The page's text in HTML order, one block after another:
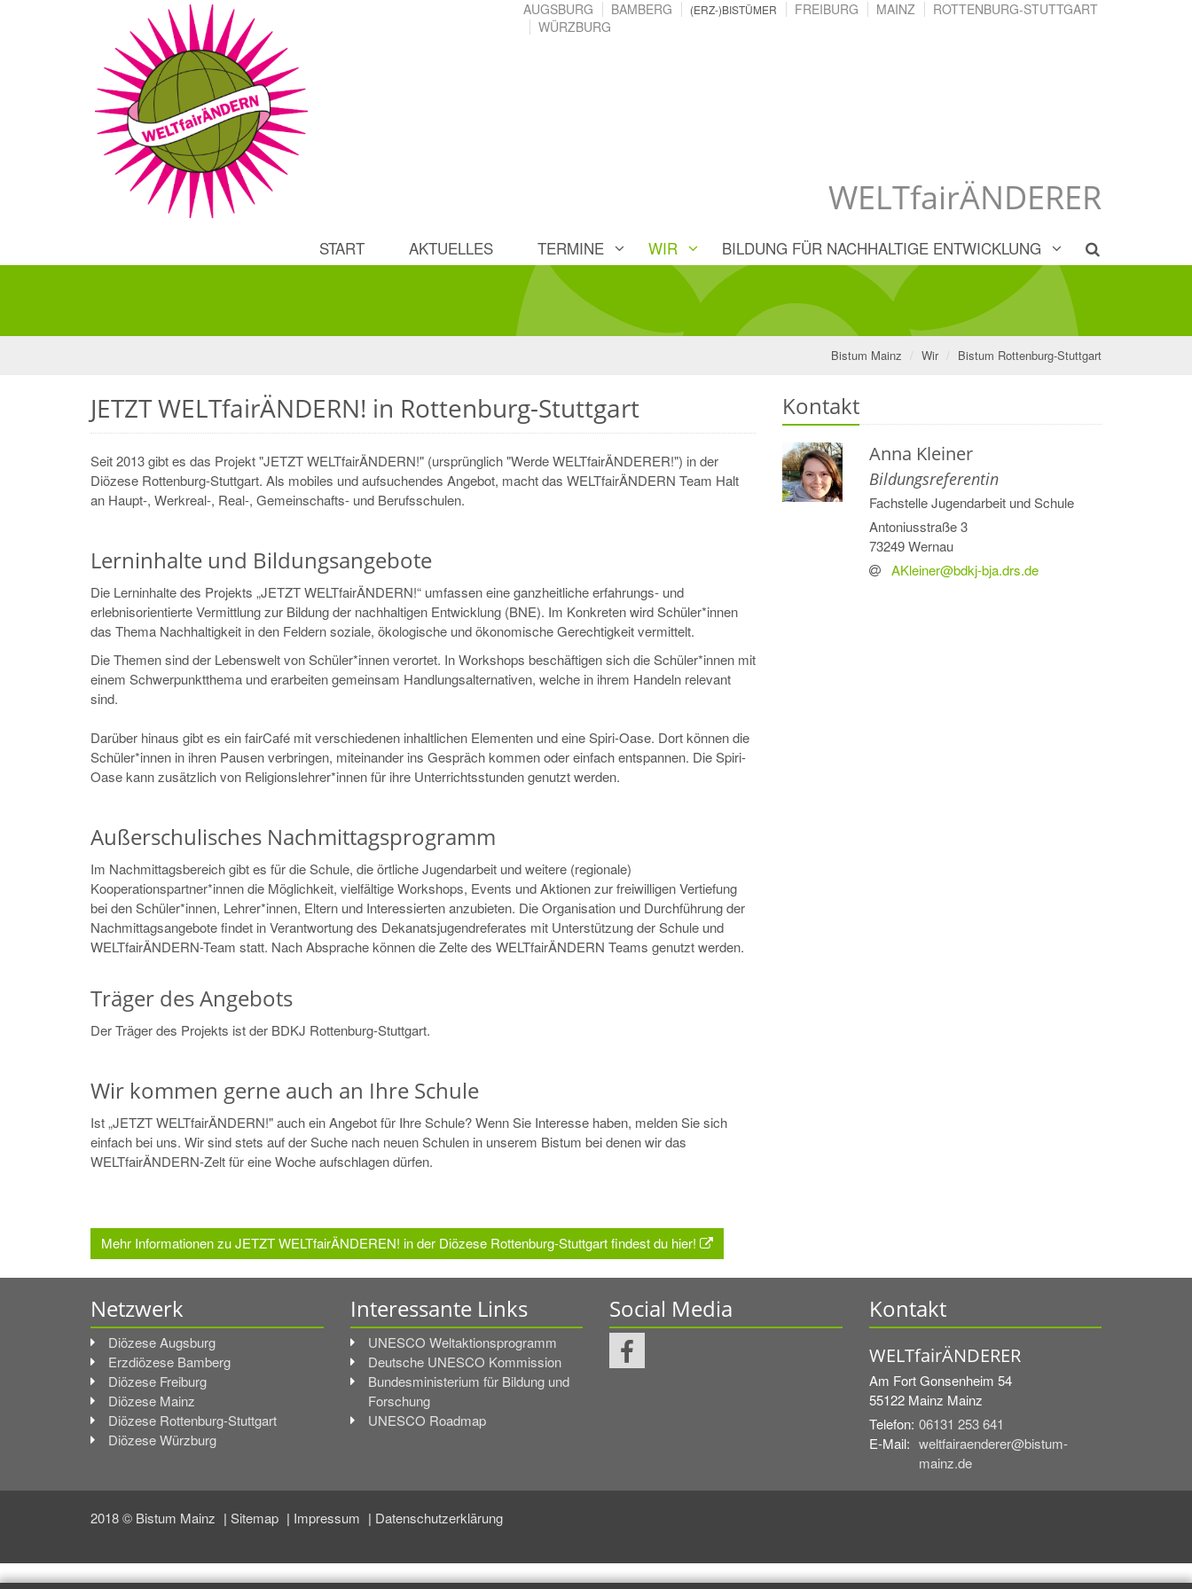
AUGSBURG BAMBERG (ERZ-)BISTÜMER FREIBURG MAINZ
ROTTENBURG-STUTTGART
WÜRZBURG
WELTfairÄNDERER
START AKTUELLES TERMINE WIR BILDUNG FÜR NACHHALTIGE ENTWICKLUNG
Bistum Mainz Wir Bistum Rottenburg-Stuttgart
JETZT WELTfairÄNDERN! in Rottenburg-Stuttgart
Seit 2013 gibt es das Projekt "JETZT WELTfairÄNDERN!" (ursprünglich "Werde WELTfairÄNDERER!") in der
Diözese Rottenburg-Stuttgart. Als mobiles und aufsuchendes Angebot, macht das WELTfairÄNDERN Team Halt
an Haupt-, Werkreal-, Real-, Gemeinschafts- und Berufsschulen.
Lerninhalte und Bildungsangebote
Die Lerninhalte des Projekts „JETZT WELTfairÄNDERN!“ umfassen eine ganzheitliche erfahrungs- und
erlebnisorientierte Vermittlung zur Bildung der nachhaltigen Entwicklung (BNE). Im Konkreten wird Schüler*innen
das Thema Nachhaltigkeit in den Feldern soziale, ökologische und ökonomische Gerechtigkeit vermittelt.
Die Themen sind der Lebenswelt von Schüler*innen verortet. In Workshops beschäftigen sich die Schüler*innen mit
einem Schwerpunktthema und erarbeiten gemeinsam Handlungsalternativen, welche in ihrem Handeln relevant
sind.
Darüber hinaus gibt es ein fairCafé mit verschiedenen inhaltlichen Elementen und eine Spiri-Oase. Dort können die
Schüler*innen in ihren Pausen verbringen, miteinander ins Gespräch kommen oder einfach entspannen. Die Spiri-
Oase kann zusätzlich von Religionslehrer*innen für ihre Unterrichtsstunden genutzt werden.
Außerschulisches Nachmittagsprogramm
Im Nachmittagsbereich gibt es für die Schule, die örtliche Jugendarbeit und weitere (regionale)
Kooperationspartner*innen die Möglichkeit, vielfältige Workshops, Events und Aktionen zur freiwilligen Vertiefung
bei den Schüler*innen, Lehrer*innen, Eltern und Interessierten anzubieten. Die Organisation und Durchführung der
Nachmittagsangebote findet in Verantwortung des Dekanatsjugendreferates mit Unterstützung der Schule und
WELTfairÄNDERN-Team statt. Nach Absprache können die Zelte des WELTfairÄNDERN Teams genutzt werden.
Träger des Angebots
Der Träger des Projekts ist der BDKJ Rottenburg-Stuttgart.
Wir kommen gerne auch an Ihre Schule
Ist „JETZT WELTfairÄNDERN!" auch ein Angebot für Ihre Schule? Wenn Sie Interesse haben, melden Sie sich
einfach bei uns. Wir sind stets auf der Suche nach neuen Schulen in unserem Bistum bei denen wir das
WELTfairÄNDERN-Zelt für eine Woche aufschlagen dürfen.
Mehr Informationen zu JETZT WELTfairÄNDEREN! in der Diözese Rottenburg-Stuttgart findest du hier!
Kontakt
Anna Kleiner
Bildungsreferentin
Fachstelle Jugendarbeit und Schule
Antoniusstraße 3
73249 Wernau
AKleiner@bdkj-bja.drs.de
Netzwerk
Diözese Augsburg
Erzdiözese Bamberg
Diözese Freiburg
Diözese Mainz
Diözese Rottenburg-Stuttgart
Diözese Würzburg
Interessante Links
UNESCO Weltaktionsprogramm
Deutsche UNESCO Kommission
Bundesministerium für Bildung und
Forschung
UNESCO Roadmap
Social Media Kontakt
WELTfairÄNDERER
Am Fort Gonsenheim 54
55122 Mainz Mainz
Telefon: 06131 253 641
E-Mail: weltfairaenderer@bistum-
mainz.de
2018 © Bistum Mainz Sitemap Impressum Datenschutzerklärung